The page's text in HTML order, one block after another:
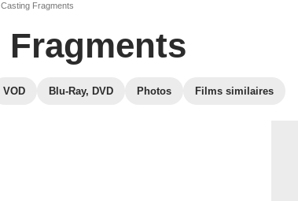
Casting Fragments
Fragments
VOD Blu-Ray, DVD Photos Films similaires